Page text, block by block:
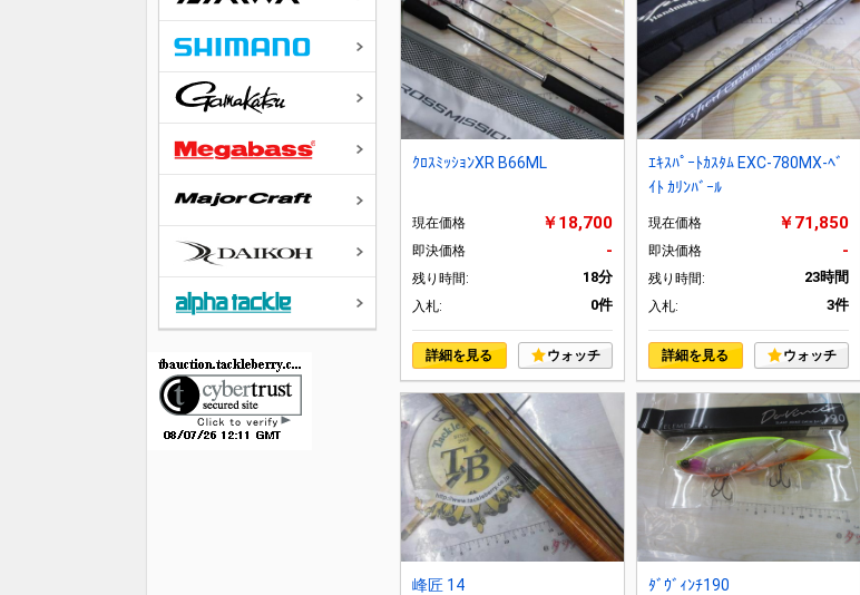
ｸﾛｽﾐｯｼｮﾝXR B66ML
現在価格 ￥18,700
即決価格 -
残り時間: 18分
入札: 0件
詳細を見る ウォッチ
ｴｷｽﾊﾟｰﾄｶｽﾀﾑ EXC-780MX-ﾍﾞ
ｲﾄ ｶﾘﾝﾊﾞｰﾙ
現在価格 ￥71,850
即決価格 -
残り時間: 23時間
入札: 3件
詳細を見る ウォッチ
峰匠 14 ﾀﾞｳﾞｨﾝﾁ190